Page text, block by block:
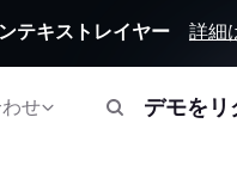
せ デモをリ
テキストレイヤー 詳細